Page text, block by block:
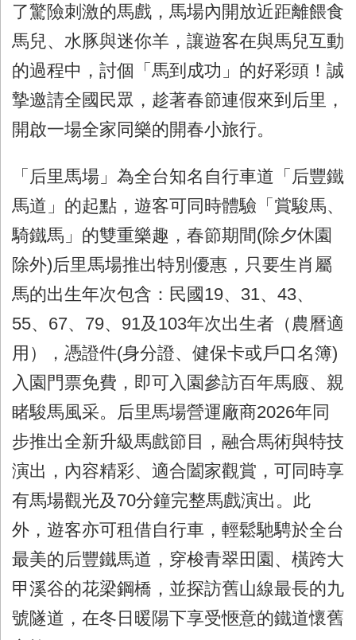
了驚險刺激的馬戲，馬場內開放近距離餵食
馬兒、水豚與迷你羊，讓遊客在與馬兒互動
的過程中，討個「馬到成功」的好彩頭！誠
摯邀請全國民眾，趁著春節連假來到后里，
開啟一場全家同樂的開春小旅行。
「后里馬場」為全台知名自行車道「后豐鐵
馬道」的起點，遊客可同時體驗「賞駿馬、
騎鐵馬」的雙重樂趣，春節期間(除夕休園
除外)后里馬場推出特別優惠，只要生肖屬
馬的出生年次包含：民國19、31、43、
55、67、79、91及103年次出生者（農曆適
用），憑證件(身分證、健保卡或戶口名簿)
入園門票免費，即可入園參訪百年馬廄、親
睹駿馬風采。后里馬場營運廠商2026年同
步推出全新升級馬戲節目，融合馬術與特技
演出，內容精彩、適合闔家觀賞，可同時享
有馬場觀光及70分鐘完整馬戲演出。此
外，遊客亦可租借自行車，輕鬆馳騁於全台
最美的后豐鐵馬道，穿梭青翠田園、橫跨大
甲溪谷的花梁鋼橋，並探訪舊山線最長的九
號隧道，在冬日暖陽下享受愜意的鐵道懷舊